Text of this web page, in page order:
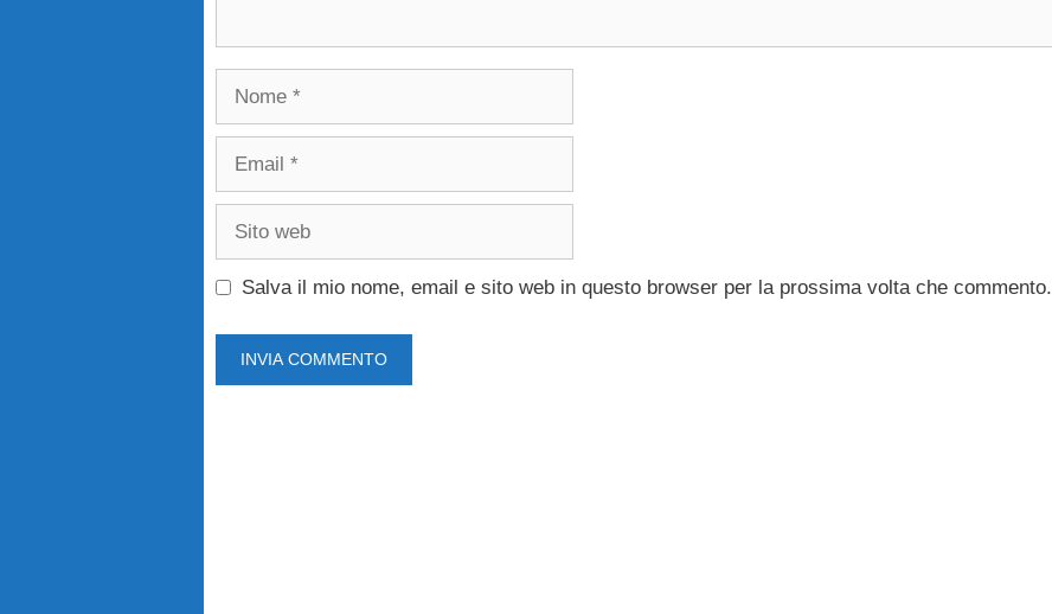
Nome
Email
Sito
Salva il mio nome, email e sito web in questo browser per la prossima volta che commento.